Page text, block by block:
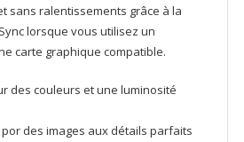
sans ralentissements grâce à la
lorsque vous utilisez un
carte graphique compatible.
des couleurs et une luminosité
por des images aux détails parfaits